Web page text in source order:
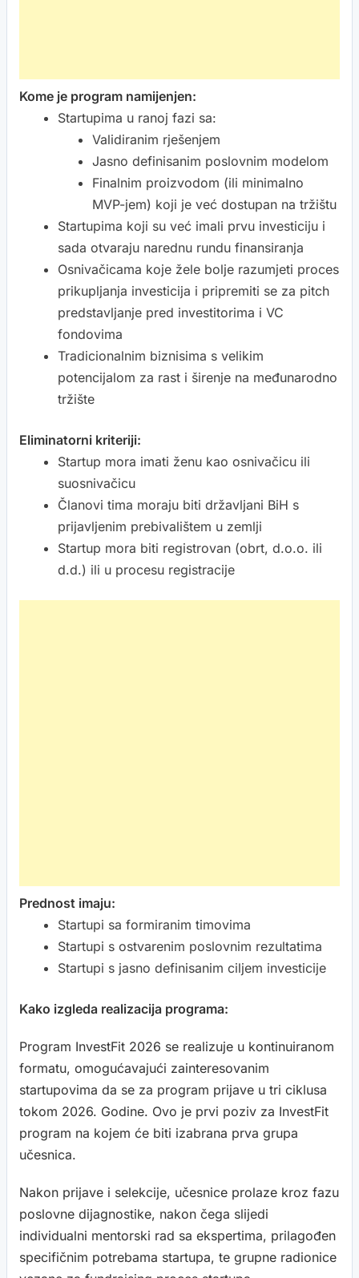
Kome je program namijenjen:
Startupima u ranoj fazi sa:
Validiranim rješenjem
Jasno definisanim poslovnim modelom
Finalnim proizvodom (ili minimalno
MVP-jem) koji je već dostupan na tržištu
Startupima koji su već imali prvu investiciju i
sada otvaraju narednu rundu finansiranja
Osnivačicama koje žele bolje razumjeti proces
prikupljanja investicija i pripremiti se za pitch
predstavljanje pred investitorima i VC
fondovima
Tradicionalnim biznisima s velikim
potencijalom za rast i širenje na međunarodno
tržište
Eliminatorni kriteriji:
Startup mora imati ženu kao osnivačicu ili
suosnivačicu
Članovi tima moraju biti državljani BiH s
prijavljenim prebivalištem u zemlji
Startup mora biti registrovan (obrt, d.o.o. ili
d.d.) ili u procesu registracije
Prednost imaju:
Startupi sa formiranim timovima
Startupi s ostvarenim poslovnim rezultatima
Startupi s jasno definisanim ciljem investicije
Kako izgleda realizacija programa:
Program InvestFit 2026 se realizuje u kontinuiranom
formatu, omogućavajući zainteresovanim
startupovima da se za program prijave u tri ciklusa
tokom 2026. Godine. Ovo je prvi poziv za InvestFit
program na kojem će biti izabrana prva grupa
učesnica.
Nakon prijave i selekcije, učesnice prolaze kroz fazu
poslovne dijagnostike, nakon čega slijedi
individualni mentorski rad sa ekspertima, prilagođen
specifičnim potrebama startupa, te grupne radionice